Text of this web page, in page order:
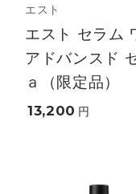
エスト
エスト セラム
アドバンスド
ａ（限定品）
13,200 円